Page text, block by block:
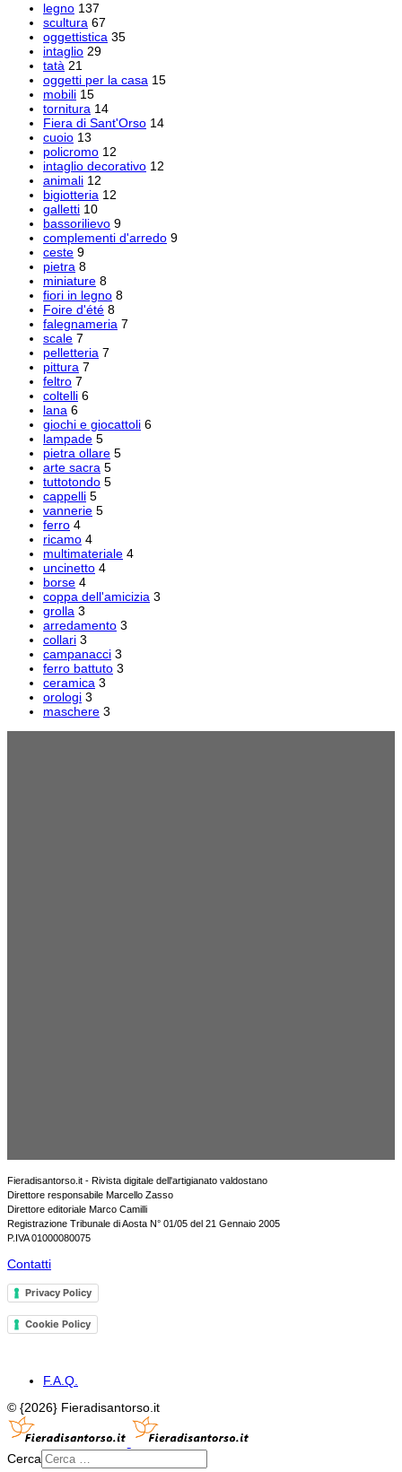
legno 137
scultura 67
oggettistica 35
intaglio 29
tatà 21
oggetti per la casa 15
mobili 15
tornitura 14
Fiera di Sant'Orso 14
cuoio 13
policromo 12
intaglio decorativo 12
animali 12
bigiotteria 12
galletti 10
bassorilievo 9
complementi d'arredo 9
ceste 9
pietra 8
miniature 8
fiori in legno 8
Foire d'été 8
falegnameria 7
scale 7
pelletteria 7
pittura 7
feltro 7
coltelli 6
lana 6
giochi e giocattoli 6
lampade 5
pietra ollare 5
arte sacra 5
tuttotondo 5
cappelli 5
vannerie 5
ferro 4
ricamo 4
multimateriale 4
uncinetto 4
borse 4
coppa dell'amicizia 3
grolla 3
arredamento 3
collari 3
campanacci 3
ferro battuto 3
ceramica 3
orologi 3
maschere 3
Fieradisantorso.it - Rivista digitale dell'artigianato valdostano
Direttore responsabile Marcello Zasso
Direttore editoriale Marco Camilli
Registrazione Tribunale di Aosta N° 01/05 del 21 Gennaio 2005
P.IVA 01000080075
Contatti
Privacy Policy
Cookie Policy
F.A.Q.
© {2026} Fieradisantorso.it
Cerca